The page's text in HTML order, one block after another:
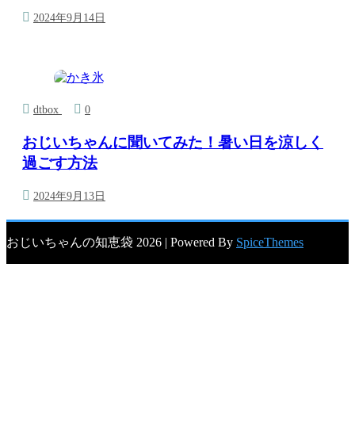
2024年9月14日
dtbox 0
おじいちゃんに聞いてみた！暑い日を涼しく
過ごす方法
2024年9月13日
おじいちゃんの知恵袋 2026 | Powered By SpiceThemes